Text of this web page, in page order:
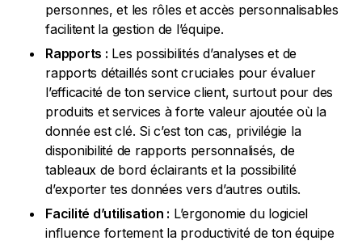
personnes, et les rôles et accès personnalisables
facilitent la gestion de l’équipe.
Rapports : Les possibilités d’analyses et de
rapports détaillés sont cruciales pour évaluer
l’efficacité de ton service client, surtout pour des
produits et services à forte valeur ajoutée où la
donnée est clé. Si c’est ton cas, privilégie la
disponibilité de rapports personnalisés, de
tableaux de bord éclairants et la possibilité
d’exporter tes données vers d’autres outils.
Facilité d’utilisation : L’ergonomie du logiciel
influence fortement la productivité de ton équipe